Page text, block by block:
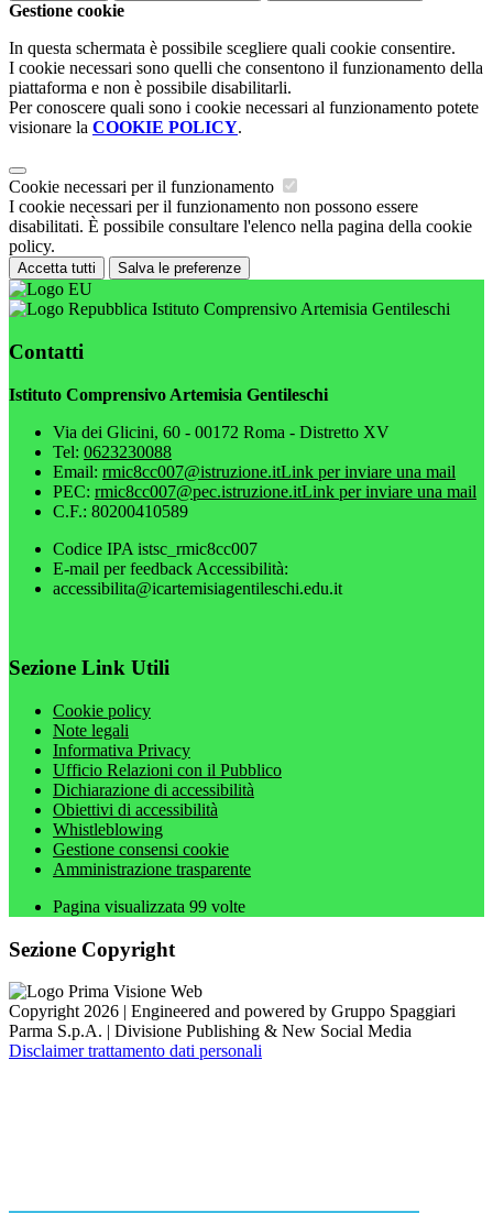
Gestione cookie
In questa schermata è possibile scegliere quali cookie consentire.
I cookie necessari sono quelli che consentono il funzionamento della
piattaforma e non è possibile disabilitarli.
Per conoscere quali sono i cookie necessari al funzionamento potete
visionare la COOKIE POLICY.
Cookie necessari per il funzionamento
I cookie necessari per il funzionamento non possono essere
disabilitati. È possibile consultare l'elenco nella pagina della cookie
policy.
Accetta tutti Salva le preferenze
Istituto Comprensivo Artemisia Gentileschi
Contatti
Istituto Comprensivo Artemisia Gentileschi
Via dei Glicini, 60 - 00172 Roma - Distretto XV
Tel: 0623230088
Email: rmic8cc007@istruzione.itLink per inviare una mail
PEC: rmic8cc007@pec.istruzione.itLink per inviare una mail
C.F.: 80200410589
Codice IPA istsc_rmic8cc007
E-mail per feedback Accessibilità:
accessibilita@icartemisiagentileschi.edu.it
Sezione Link Utili
Cookie policy
Note legali
Informativa Privacy
Ufficio Relazioni con il Pubblico
Dichiarazione di accessibilità
Obiettivi di accessibilità
Whistleblowing
Gestione consensi cookie
Amministrazione trasparente
Pagina visualizzata 99 volte
Sezione Copyright
Copyright 2026 | Engineered and powered by Gruppo Spaggiari
Parma S.p.A. | Divisione Publishing & New Social Media
Disclaimer trattamento dati personali